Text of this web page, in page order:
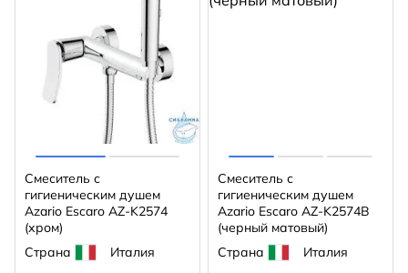
Смеситель с
гигиеническим душем
Azario Escaro AZ-K2574
(хром)
Страна
Италия
Смеситель с
гигиеническим душем
Azario Escaro AZ-K2574B
(черный матовый)
Страна
Италия